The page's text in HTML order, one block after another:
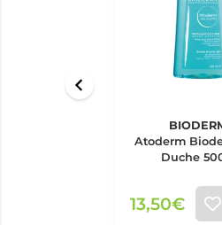
Atoderm
Duche
13,50€